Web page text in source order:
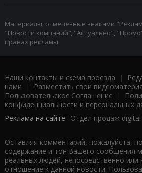
Материалы, отмеченные знаками
"Новости компаний", "Актуально",
правах рекламы.
Наши контакты и схема проезда |
нами | Разместить свои
Пользовательское Соглашение |
конфиденциальности и персональных
Реклама на сайте: Отдел продаж
Оставляя комментарий, пожалуйста,
содержание и тон Вашего сообщения
реальных людей, непосредственно
отношение к данной новости.